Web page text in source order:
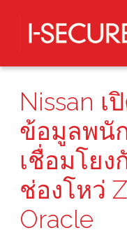
Nissan เ
ข้อมูลพนั
เชื่อมโย
ช่องโหว่
Oracle